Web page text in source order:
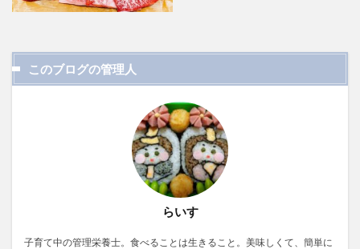
このブログの管理人
らいす
子育て中の管理栄養士。食べることは生きること。美味しくて、簡単に